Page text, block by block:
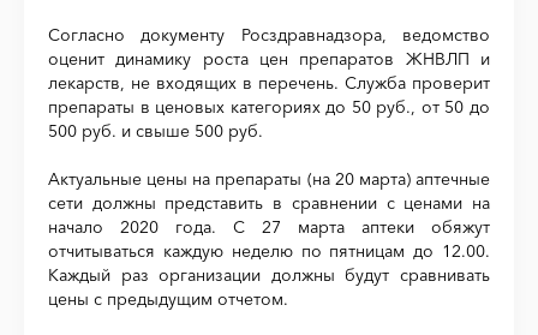
Согласно документу Росздравнадзора, ведомство
оценит динамику роста цен препаратов ЖНВЛП и
лекарств, не входящих в перечень. Служба проверит
препараты в ценовых категориях до 50 руб., от 50 до
500 руб. и свыше 500 руб.
Актуальные цены на препараты (на 20 марта) аптечные
сети должны представить в сравнении с ценами на
начало 2020 года. С 27 марта аптеки обяжут
отчитываться каждую неделю по пятницам до 12.00.
Каждый раз организации должны будут сравнивать
цены с предыдущим отчетом.